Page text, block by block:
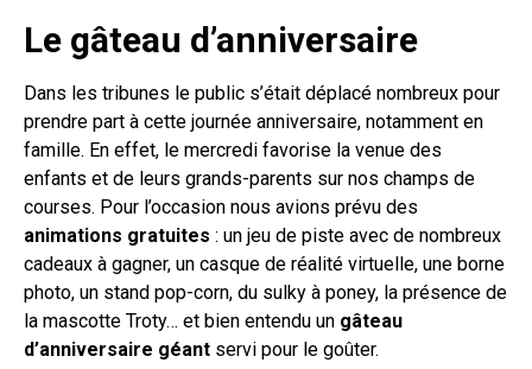
Le gâteau d’anniversaire
Dans les tribunes le public s’était déplacé nombreux pour
prendre part à cette journée anniversaire, notamment en
famille. En effet, le mercredi favorise la venue des
enfants et de leurs grands-parents sur nos champs de
courses. Pour l’occasion nous avions prévu des
animations gratuites : un jeu de piste avec de nombreux
cadeaux à gagner, un casque de réalité virtuelle, une borne
photo, un stand pop-corn, du sulky à poney, la présence de
la mascotte Troty… et bien entendu un gâteau
d’anniversaire géant servi pour le goûter.